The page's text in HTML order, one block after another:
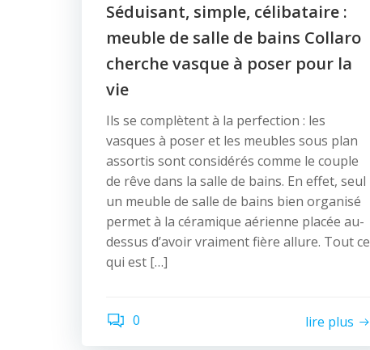
Séduisant, simple, célibataire :
meuble de salle de bains Collaro
cherche vasque à poser pour la
vie
Ils se complètent à la perfection : les
vasques à poser et les meubles sous plan
assortis sont considérés comme le couple
de rêve dans la salle de bains. En effet, seul
un meuble de salle de bains bien organisé
permet à la céramique aérienne placée au-
dessus d’avoir vraiment fière allure. Tout ce
qui est […]
0 lire plus